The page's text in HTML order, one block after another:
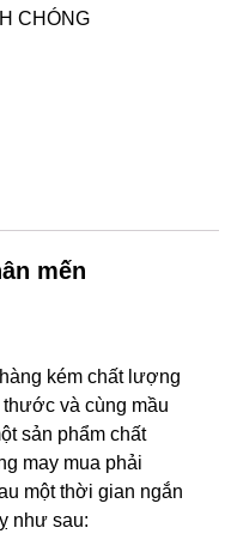
CHÓNG
mến
kém chất lượng
và cùng mầu
sản phẩm chất
may mua phải
một thời gian ngắn
như sau: